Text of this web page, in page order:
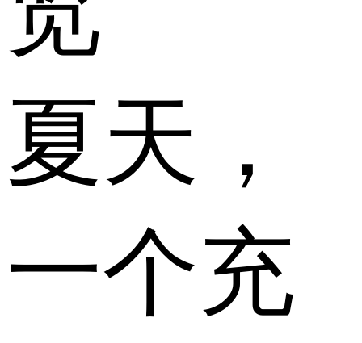
夏天，
一个充